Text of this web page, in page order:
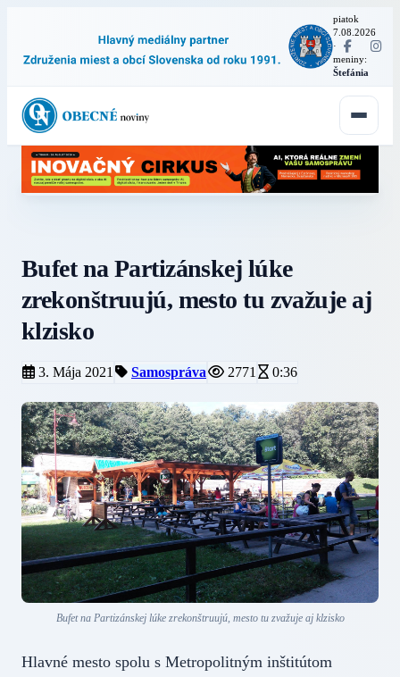
piatok
7.08.2026
·
meniny:
Štefánia
Bufet na Partizánskej lúke
zrekonštruujú, mesto tu zvažuje aj
klzisko
3. Mája 2021 Samospráva 2771 0:36
Bufet na Partizánskej lúke zrekonštruujú, mesto tu zvažuje aj klzisko
Hlavné mesto spolu s Metropolitným inštitútom